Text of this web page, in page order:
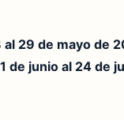
al 29 de mayo de
1 de junio al 24 de